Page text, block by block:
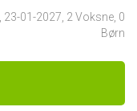
23-01-2027 2 Voksne, 0
Børn